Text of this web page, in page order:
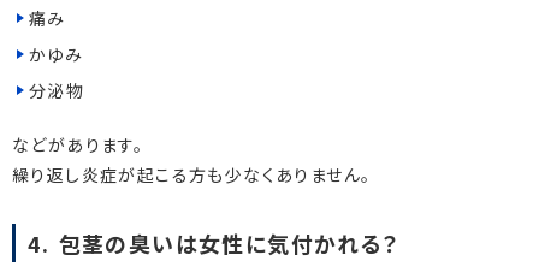
痛み
かゆみ
分泌物
などがあります。
繰り返し炎症が起こる方も少なくありません。
4. 包茎の臭いは女性に気付かれる？